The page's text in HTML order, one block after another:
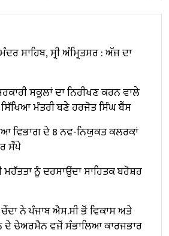
ਸਾਹਿਬ, ਸ੍ਰੀ ਅੰਮ੍ਰਿਤਸਰ : ਅੱਜ ਦਾ
ਸਕੂਲਾਂ ਦਾ ਨਿਰੀਖਣ ਕਰਨ ਵਾਲੇ
ਮੰਤਰੀ ਬਣੇ ਹਰਜੋਤ ਸਿੰਘ ਬੈਂਸ
ਵਿਭਾਗ ਦੇ 8 ਨਵ-ਨਿਯੁਕਤ ਕਲਰਕਾਂ
ਸੌਂਪੇ
ਮਹੱਤਤਾ ਨੂੰ ਦਰਸਾਉਂਦਾ ਸਾਹਿਤਕ ਬਰੋਸ਼ਰ
ਨੇ ਪੰਜਾਬ ਐਸ.ਸੀ ਭੋਂ ਵਿਕਾਸ ਅਤੇ
ਦੇ ਚੇਅਰਮੈਨ ਵਜੋਂ ਸੰਭਾਲਿਆ ਕਾਰਜਭਾਰ